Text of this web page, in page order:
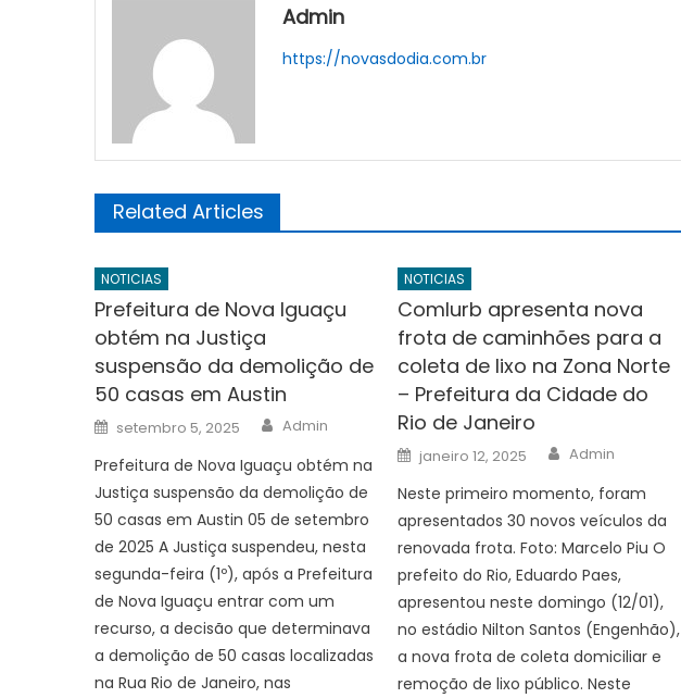
Admin
https://novasdodia.com.br
Related Articles
NOTICIAS
Prefeitura de Nova Iguaçu
obtém na Justiça
suspensão da demolição de
50 casas em Austin
Posted
on
setembro 5, 2025 Author
Admin
Prefeitura de Nova Iguaçu obtém na
Justiça suspensão da demolição de
50 casas em Austin 05 de setembro
de 2025 A Justiça suspendeu, nesta
segunda-feira (1º), após a Prefeitura
de Nova Iguaçu entrar com um
recurso, a decisão que determinava
a demolição de 50 casas localizadas
na Rua Rio de Janeiro, nas
NOTICIAS
Comlurb apresenta nova
frota de caminhões para a
coleta de lixo na Zona Norte
– Prefeitura da Cidade do
Rio de Janeiro
Posted
on
janeiro 12, 2025 Author
Admin
Neste primeiro momento, foram
apresentados 30 novos veículos da
renovada frota. Foto: Marcelo Piu O
prefeito do Rio, Eduardo Paes,
apresentou neste domingo (12/01),
no estádio Nilton Santos (Engenhão),
a nova frota de coleta domiciliar e
remoção de lixo público. Neste